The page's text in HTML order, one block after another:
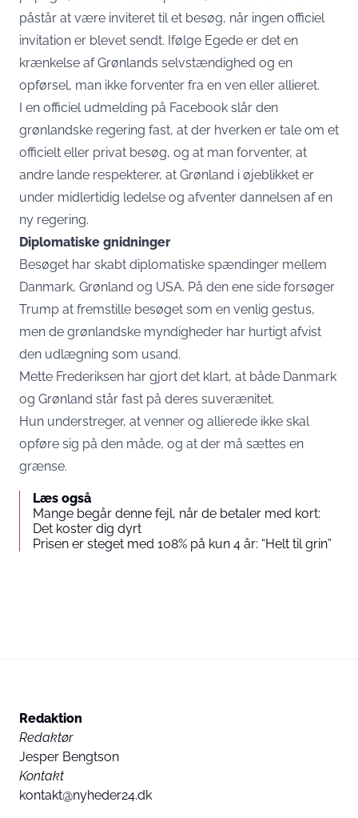
påstår at være inviteret til et besøg, når ingen officiel
invitation er blevet sendt. Ifølge Egede er det en
krænkelse af Grønlands selvstændighed og en
opførsel, man ikke forventer fra en ven eller allieret.
I en officiel udmelding på Facebook slår den
grønlandske regering fast, at der hverken er tale om et
officielt eller privat besøg, og at man forventer, at
andre lande respekterer, at Grønland i øjeblikket er
under midlertidig ledelse og afventer dannelsen af en
ny regering.
Diplomatiske gnidninger
Besøget har skabt diplomatiske spændinger mellem
Danmark, Grønland og USA. På den ene side forsøger
Trump at fremstille besøget som en venlig gestus,
men de grønlandske myndigheder har hurtigt afvist
den udlægning som usand.
Mette Frederiksen har gjort det klart, at både Danmark
og Grønland står fast på deres suverænitet.
Hun understreger, at venner og allierede ikke skal
opføre sig på den måde, og at der må sættes en
grænse.
Læs også
Mange begår denne fejl, når de betaler med kort:
Det koster dig dyrt
Prisen er steget med 108% på kun 4 år: “Helt til grin”
Redaktion
Redaktør
Jesper Bengtson
Kontakt
kontakt@nyheder24.dk